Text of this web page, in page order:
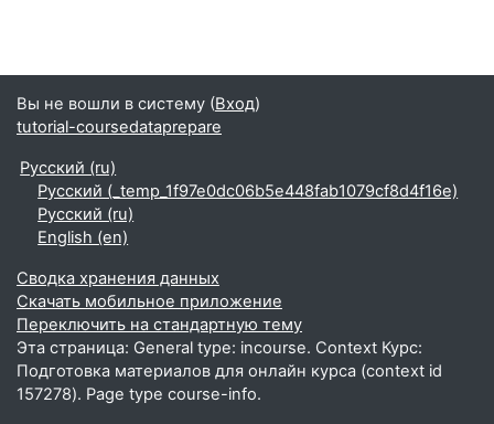
Вы не вошли в систему (Вход)
tutorial-coursedataprepare
Русский ‎(ru)‎
Русский ‎(_temp_1f97e0dc06b5e448fab1079cf8d4f16e)‎
Русский ‎(ru)‎
English ‎(en)‎
Сводка хранения данных
Скачать мобильное приложение
Переключить на стандартную тему
Эта страница: General type: incourse. Context Курс:
Подготовка материалов для онлайн курса (context id
157278). Page type course-info.